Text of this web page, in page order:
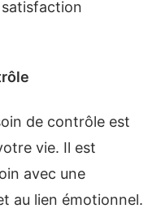
de contrôle est
vie. Il est
avec une
au lien émotionnel.